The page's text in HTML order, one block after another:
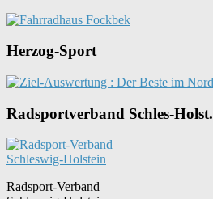
Herzog-Sport
Radsportverband Schles-Holst.
Radsport-Verband